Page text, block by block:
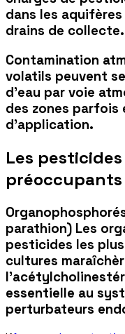
dans les
drains de collecte.
Contamination
volatils peuvent
d'eau par voie
des zones parfois
d'application.
Les
préoccupants
parathion) Les
pesticides les
cultures
essentielle au
perturbateurs